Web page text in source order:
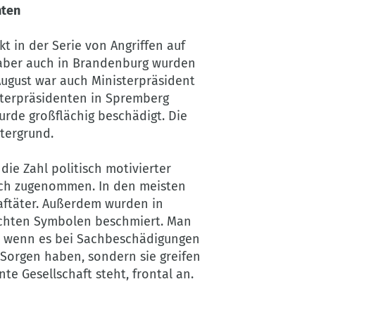
in der Serie von Angriffen auf
auch in Brandenburg wurden
war auch Ministerpräsident
in Spremberg
großflächig beschädigt. Die
Zahl politisch motivierter
zugenommen. In den meisten
Außerdem wurden in
Symbolen beschmiert. Man
es bei Sachbeschädigungen
haben, sondern sie greifen
Gesellschaft steht, frontal an.